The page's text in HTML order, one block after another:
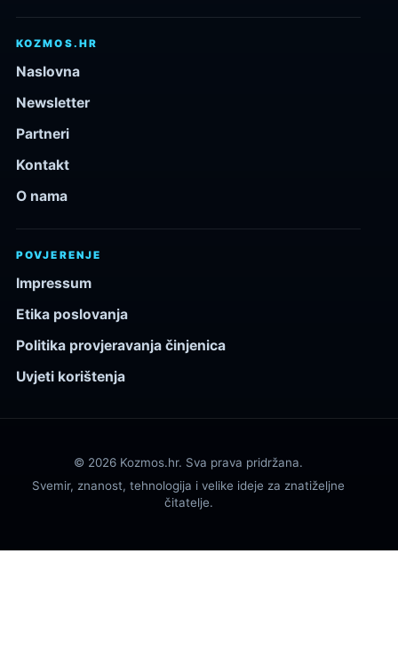
KOZMOS.HR
Naslovna
Newsletter
Partneri
Kontakt
O nama
POVJERENJE
Impressum
Etika poslovanja
Politika provjeravanja činjenica
Uvjeti korištenja
© 2026 Kozmos.hr. Sva prava pridržana.
Svemir, znanost, tehnologija i velike ideje za znatiželjne
čitatelje.